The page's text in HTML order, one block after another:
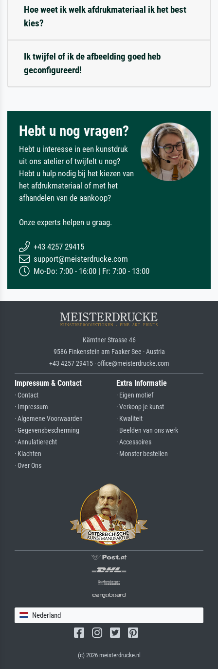
Hoe weet ik welk afdrukmateriaal ik het best
kies?
Ik twijfel of ik de afbeelding goed heb
geconfigureerd!
Hebt u nog vragen?
Hebt u interesse in een kunstdruk
uit ons atelier of twijfelt u nog?
Hebt u hulp nodig bij het kiezen van
het afdrukmateriaal of met het
afhandelen van de aankoop?
Onze experts helpen u graag.
+43 4257 29415
support@meisterdrucke.com
Mo-Do: 7:00 - 16:00 | Fr: 7:00 - 13:00
Kärntner Strasse 46
9586 Finkenstein am Faaker See · Austria
+43 4257 29415 · office@meisterdrucke.com
Impressum & Contact
· Contact
· Impressum
· Algemene Voorwaarden
· Gegevensbescherming
· Annulatierecht
· Klachten
· Over Ons
Extra Informatie
· Eigen motief
· Verkoop je kunst
· Kwaliteit
· Beelden van ons werk
· Accessoires
· Monster bestellen
Nederland
(c) 2026 meisterdrucke.nl